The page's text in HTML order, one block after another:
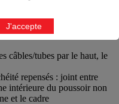
de faible épaisseur offre
câbles/tubes par le haut, le
repensés : joint entre
intérieure du poussoir non
et le cadre
J'accepte